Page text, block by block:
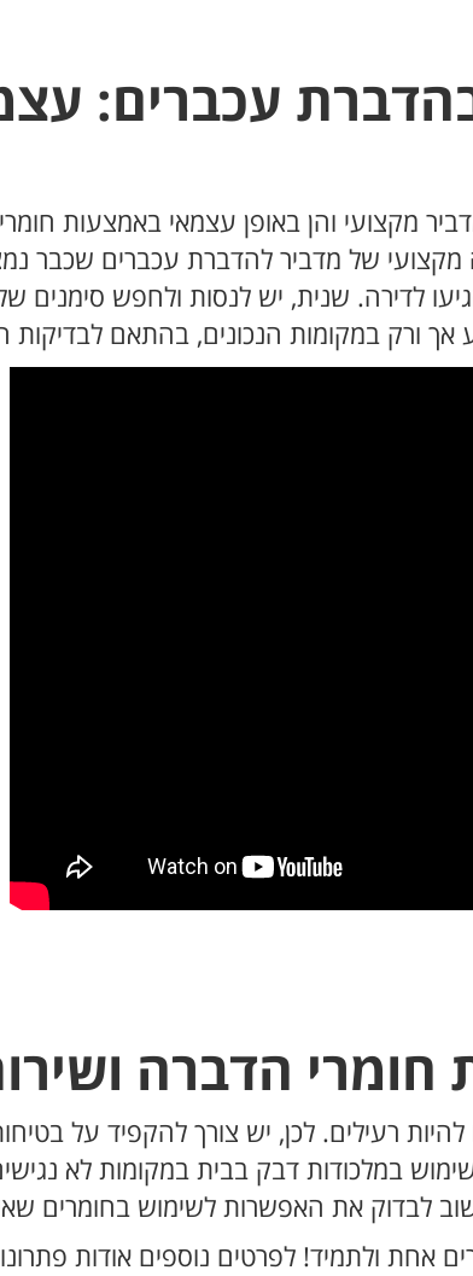
בהדברת עכברים:
מקצועי והן באופן עצמאי באמצעות
של מדביר להדברת עכברים שכבר
הגיעו לדירה. שנית, יש לנסות ולחפש
ורק במקומות הנכונים, בהתאם לבדיקות
הדברה
להיות רעילים. לכן, יש צורך להקפיד על
במלכודות דבק בבית במקומות לא
לבדוק את האפשרות לשימוש בחומרים
אחת ולתמיד! לפרטים נוספים אודות